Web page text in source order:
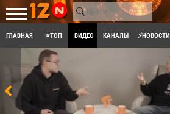
ГЛАВНАЯ ⭐ТОП ВИДЕО КАНАЛЫ ⚡НОВОСТИ